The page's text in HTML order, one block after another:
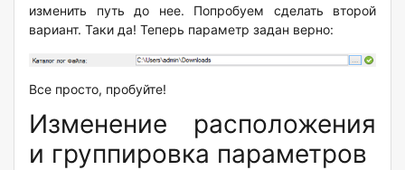
изменить путь до нее. Попробуем сделать второй
вариант. Таки да! Теперь параметр задан верно:
Все просто, пробуйте!
Изменение расположения
и группировка параметров